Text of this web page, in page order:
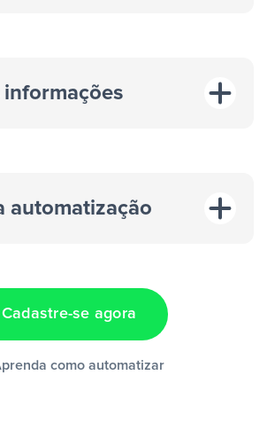
resposta em um anúncio”
informações
automatização
Cadastre-se agora
como automatizar